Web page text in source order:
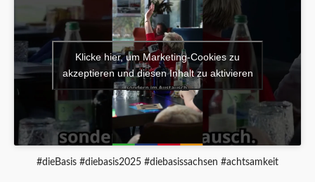
Klicke hier, um Marketing-Cookies zu
akzeptieren und diesen Inhalt zu aktivieren
#dieBasis #diebasis2025 #diebasissachsen #achtsamkeit